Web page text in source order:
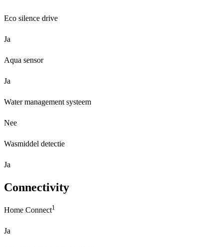
Eco silence drive
Ja
Aqua sensor
Ja
Water management systeem
Nee
Wasmiddel detectie
Ja
Connectivity
Home Connect1
Ja